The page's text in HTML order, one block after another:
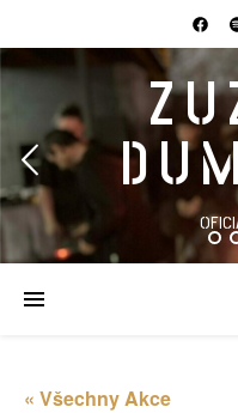
« Všechny Akce